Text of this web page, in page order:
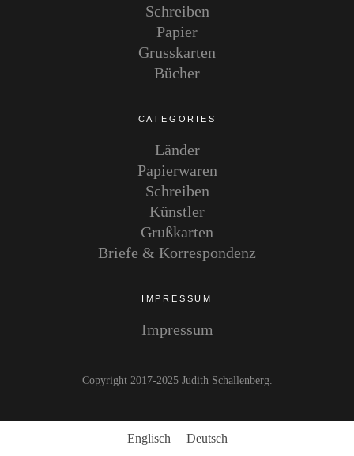
Schreiben
Papier
Grusskarten
Bücher
CATEGORIES
Länder
Papierwaren
Schreiben
Künstler
Grußkarten
Briefe & Korrespondenz
IMPRESSUM
Impressum
Copyright 2017-2025 Judith Schallenberg
Englisch Deutsch